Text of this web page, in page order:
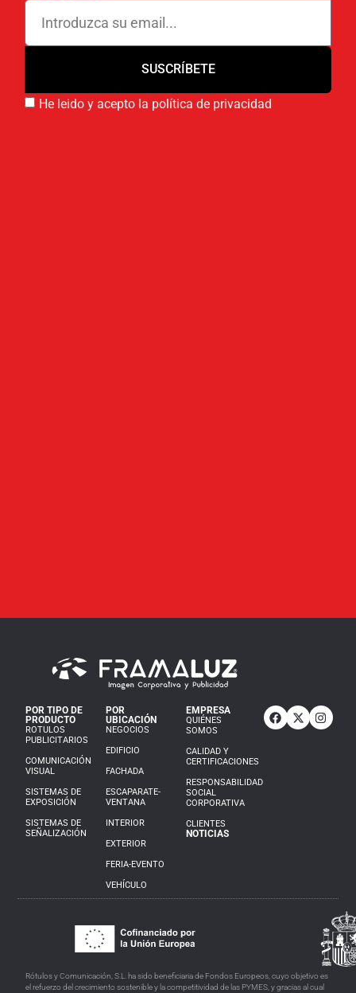
He leido y acepto la política de privacidad
SUSCRÍBETE
POR TIPO DE
PRODUCTO
ROTULOS
PUBLICITARIOS
COMUNICACIÓN
VISUAL
SISTEMAS DE
EXPOSICIÓN
SISTEMAS DE
SEÑALIZACIÓN
POR
UBICACIÓN
NEGOCIOS
EDIFICIO
FACHADA
ESCAPARATE-
VENTANA
INTERIOR
EXTERIOR
FERIA-EVENTO
VEHÍCULO
EMPRESA
QUIÉNES
SOMOS
CALIDAD Y
CERTIFICACIONES
RESPONSABILIDAD
SOCIAL
CORPORATIVA
CLIENTES
NOTICIAS
Rótulos y Comunicación, S.L. ha sido beneficiaria de Fondos Europeos, cuyo objetivo es
el refuerzo del crecimiento sostenible y la competitividad de las PYMES, y gracias al cual